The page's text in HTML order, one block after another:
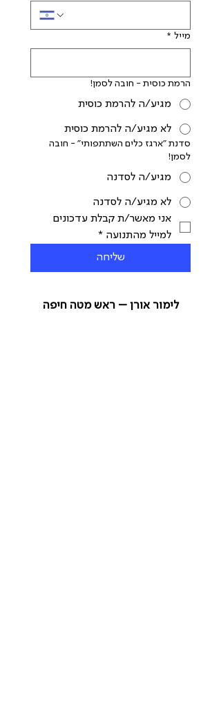
מייל *
הרמת כוסית - חובה לסמן!
מגיע/ה להרמת כוסית
לא מגיע/ה להרמת כוסית
סדנת "ארגז כלים השתתפותי" - חובה
לסמן!
מגיע/ה לסדנה
לא מגיע/ה לסדנה
למייל מהתנועה *
שליחה
לימור אורן – ראש מטה חיפה